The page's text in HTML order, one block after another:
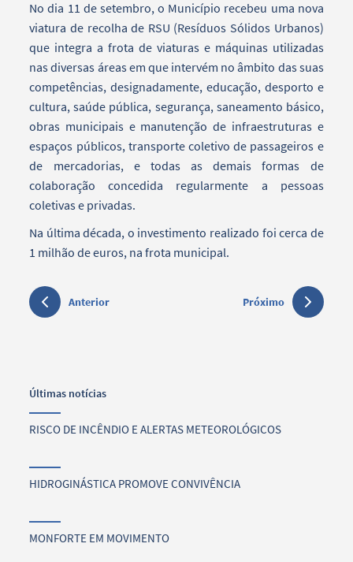
No dia 11 de setembro, o Município recebeu uma nova
viatura de recolha de RSU (Resíduos Sólidos Urbanos)
que integra a frota de viaturas e máquinas utilizadas
nas diversas áreas em que intervém no âmbito das suas
competências, designadamente, educação, desporto e
cultura, saúde pública, segurança, saneamento básico,
obras municipais e manutenção de infraestruturas e
espaços públicos, transporte coletivo de passageiros e
de mercadorias, e todas as demais formas de
colaboração concedida regularmente a pessoas
coletivas e privadas.
Na última década, o investimento realizado foi cerca de
1 milhão de euros, na frota municipal.
Anterior Próximo
Últimas notícias
RISCO DE INCÊNDIO E ALERTAS METEOROLÓGICOS
HIDROGINÁSTICA PROMOVE CONVIVÊNCIA
MONFORTE EM MOVIMENTO